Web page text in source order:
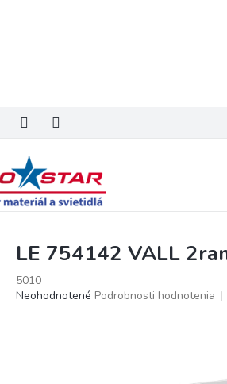
LE 754142 VALL
5010
Priemerné
Neohodnotené Podrobnosti hodnotenia